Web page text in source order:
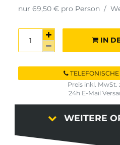
nur 69,50 € pro Person /
IN
Preis inkl. MwSt.
24h E-Mail
WEITERE